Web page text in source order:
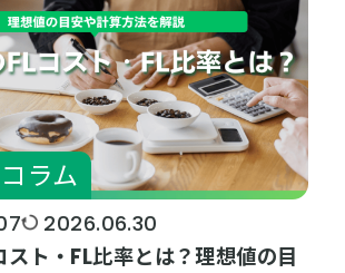
ラム
2026.06.30
スト・FL比率とは？理想値の目